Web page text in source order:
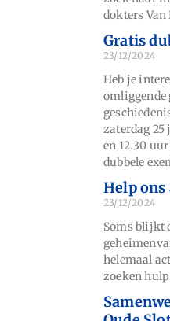
dokters
Gratis
23/12/2024
Heb je
omliggende
zaterdag 25
en 12.30
dubbele
Help
23/12/2024
Soms blijkt
helemaal
zoeken